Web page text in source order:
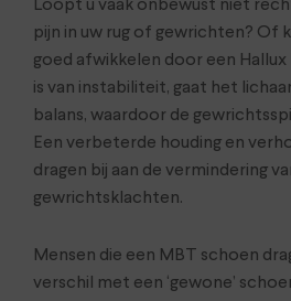
Loopt u vaak onbewust niet
pijn in uw rug of gewrichten? Of
goed afwikkelen door een Hallux
is van instabiliteit, gaat het
balans, waardoor de
Een verbeterde houding en
dragen bij aan de vermindering
gewrichtsklachten.
Mensen die een MBT schoen
verschil met een ‘gewone’